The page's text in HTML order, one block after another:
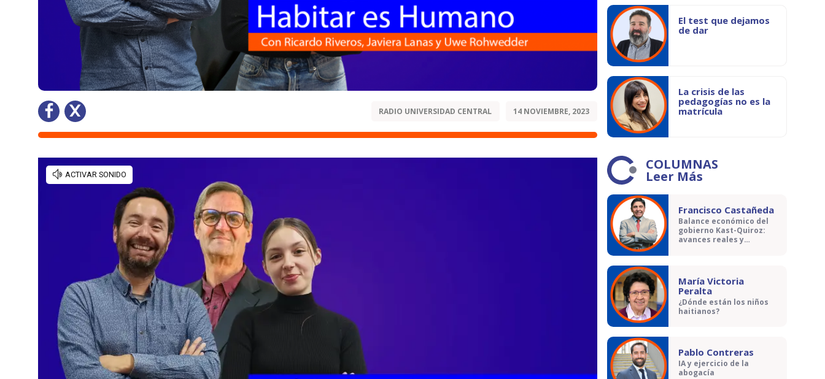
RADIO UNIVERSIDAD CENTRAL 14 NOVIEMBRE, 2023
El test que dejamos
de dar
La crisis de las
pedagogías no es la
matrícula
COLUMNAS
Leer Más
Francisco Castañeda
Balance económico del
gobierno Kast-Quiroz:
avances reales y
María Victoria
Peralta
¿Dónde están los niños
haitianos?
Pablo Contreras
IA y ejercicio de la
abogacía